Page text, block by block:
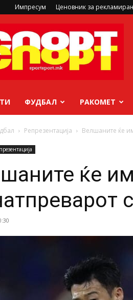
Импресум Ценовник за
ФУДБАЛ РАКОМЕТ
Репрезентација Велшаните ќе
ќе